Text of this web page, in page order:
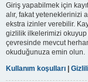
Giriş yapabilmek için
alır, fakat yeteneklerinizi
ekstra izinler verebilir.
gizlilik ilkelerimizi
çevresinde mevcut
okuduğunuza emin olun.
Kullanım koşulları |